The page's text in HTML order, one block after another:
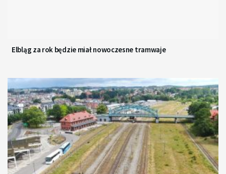
Elbląg za rok będzie miał nowoczesne tramwaje